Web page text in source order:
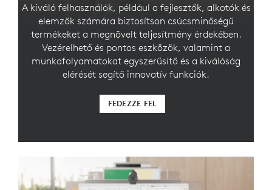
A kiváló felhasználók, például a fejlesztők, alkotók és
elemzők számára biztosítson csúcsminőségű
termékeket a megnövelt teljesítmény érdekében.
Vezérelhető és pontos eszközök, valamint a
munkafolyamatokat egyszerűsítő és a kiválóság
elérését segítő innovatív funkciók.
FEDEZZE FEL